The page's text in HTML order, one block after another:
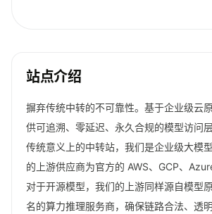
站点介绍
摒弃传统中转的不可靠性。基于企业级云
供可追溯、零延迟、永久合规的模型访问
传统意义上的中转站，我们是企业级大模
的上游供应商为官方的 AWS、GCP、
对于开源模型，我们的上游同样源自模型
名的算力推理服务商，确保链路合法、透